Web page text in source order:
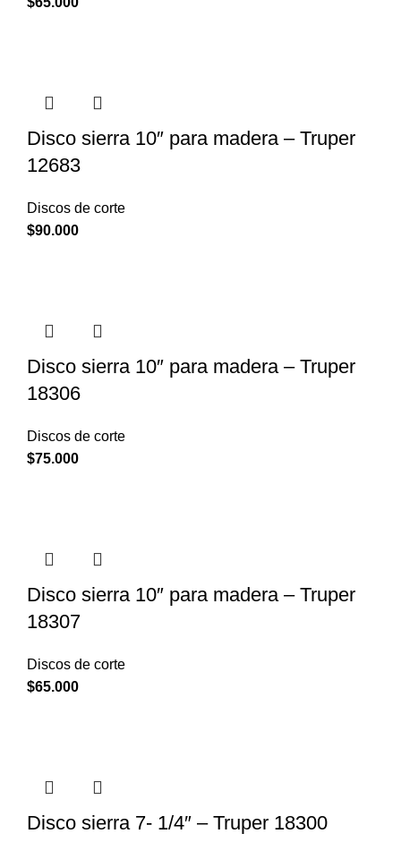
Disco sierra 10″ para madera – Truper
12683
Discos de corte
$90.000
Disco sierra 10″ para madera – Truper
18306
Discos de corte
$75.000
Disco sierra 10″ para madera – Truper
18307
Discos de corte
$65.000
Disco sierra 7- 1/4″ – Truper 18300